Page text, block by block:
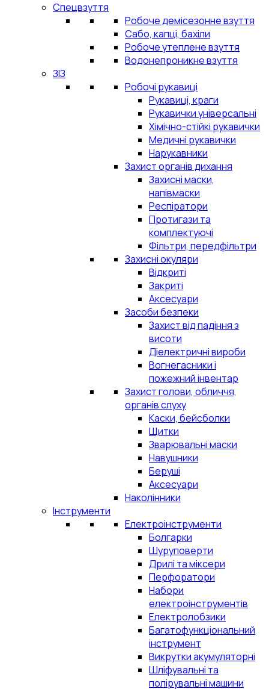
Спецвзуття
Робоче демісезонне взуття
Сабо, капці, бахіли
Робоче утеплене взуття
Водонепроникне взуття
ЗІЗ
Робочі рукавиці
Рукавиці, краги
Рукавички універсальні
Хімічно-стійкі рукавички
Медичні рукавички
Нарукавники
Захист органів дихання
Захисні маски,
напівмаски
Респіратори
Протигази та
комплектуючі
Фільтри, передфільтри
Захисні окуляри
Відкриті
Закриті
Аксесуари
Засоби безпеки
Захист від падіння з
висоти
Діелектричні вироби
Вогнегасники і
пожежний інвентар
Захист голови, обличчя,
органів слуху
Каски, бейсболки
Щитки
Зварювальні маски
Навушники
Беруші
Аксесуари
Наколінники
Інструменти
Електроінструменти
Болгарки
Шуруповерти
Дрилі та міксери
Перфоратори
Набори
електроінструментів
Електролобзики
Багатофункціональний
інструмент
Викрутки акумуляторні
Шліфувальні та
полірувальні машини